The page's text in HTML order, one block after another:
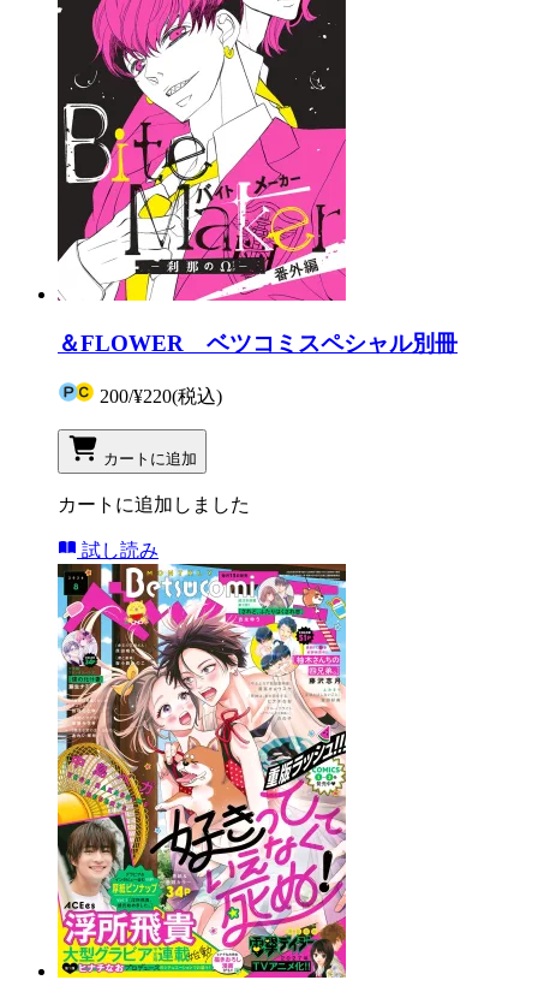
＆FLOWER ベツコミスペシャル別冊
200/¥220(税込)
カートに追加
カートに追加しました
試し読み